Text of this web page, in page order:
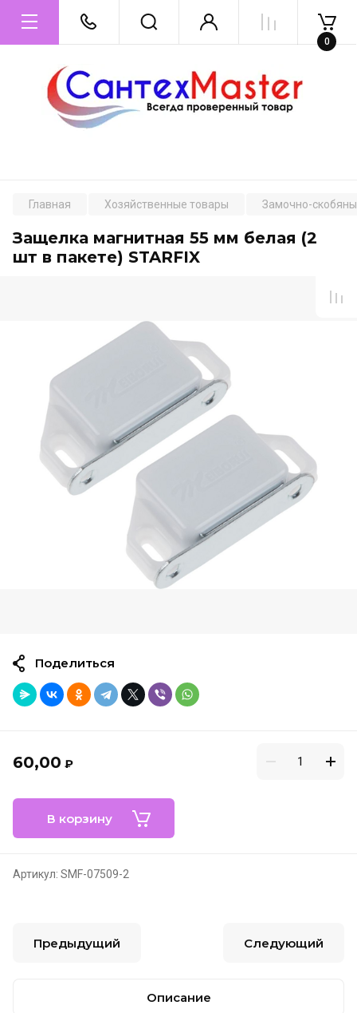
0
Главная Хозяйственные товары Замочно-
Защелка магнитная 55 мм белая (2
шт в пакете) STARFIX
60,00 ₽
В корзину
Артикул: SMF-07509-2
Поделиться
Предыдущий Следующий
Описание